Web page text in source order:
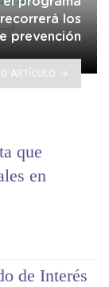
los
prevención
ARTÍCULO
que
en
de Interés